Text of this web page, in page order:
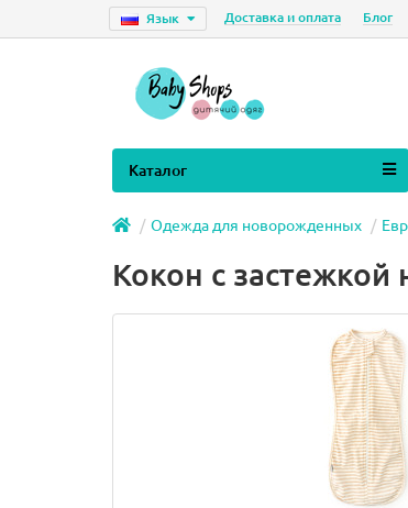
Язык Доставка и оплата Блог
Каталог
Одежда для новорожденных
Кокон с